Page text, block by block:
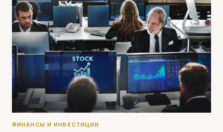
ФИНАНСЫ И ИНВЕСТИЦИИ